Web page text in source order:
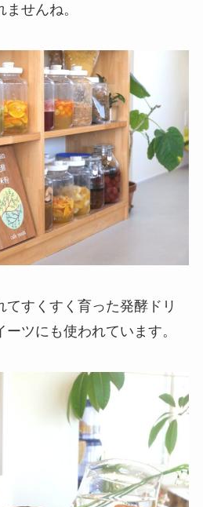
せんね。
すくすく育った発酵ドリ
ツにも使われています。